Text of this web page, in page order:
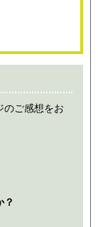
のご感想をお
？